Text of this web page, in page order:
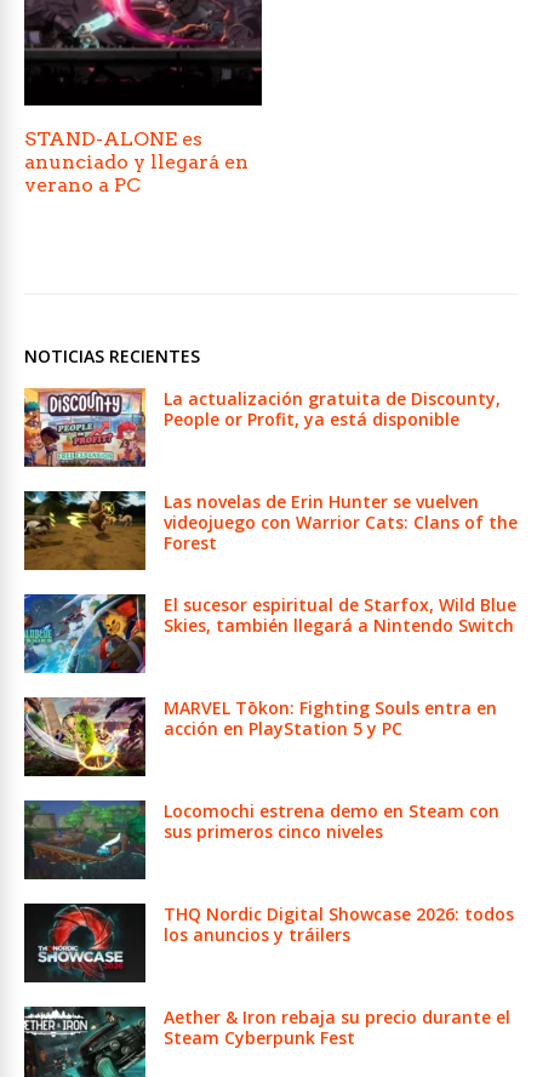
STAND-ALONE es
anunciado y llegará en
verano a PC
NOTICIAS RECIENTES
La actualización gratuita de Discounty,
People or Profit, ya está disponible
Las novelas de Erin Hunter se vuelven
videojuego con Warrior Cats: Clans of the
Forest
El sucesor espiritual de Starfox, Wild Blue
Skies, también llegará a Nintendo Switch
MARVEL Tōkon: Fighting Souls entra en
acción en PlayStation 5 y PC
Locomochi estrena demo en Steam con
sus primeros cinco niveles
THQ Nordic Digital Showcase 2026: todos
los anuncios y tráilers
Aether & Iron rebaja su precio durante el
Steam Cyberpunk Fest